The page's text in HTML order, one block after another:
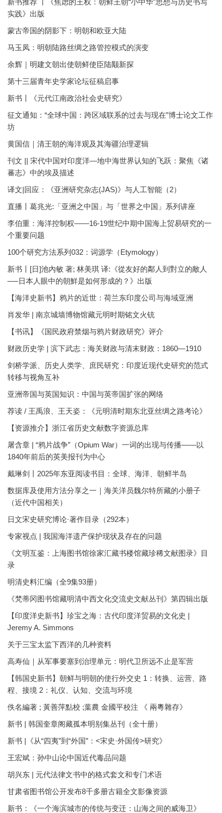
新书推荐 丨《焦虑的王权：朝鲜王朝“小中华”思想与历史书写
实践》出版
蒙古帝国的阴影下：明朝和欧亚大陆
马玉凤：明朝陆路丝绸之路管控模式的演变
余辉｜明建文朝出使朝鲜使臣陆颙新探
第十三届青年史学家论坛征稿启事
新书丨《元代江南政治社会史研究》
征文通知：“全球中国：跨区域联系的过去与现在”博士论文工作
坊
黄国信｜清王朝的海洋观及其海疆治理逻辑
刊文 || 宋代中国对印度洋—地中海世界认知的飞跃：聚焦《诸
蕃志》中的埃及描述
译文|回应：《亚洲研究杂志(JAS)》与人工智能（2）
直播丨葛兆光:「亚洲之中国」与「世界之中国」系列讲座
李伯重：海洋控制权——16-19世纪中期中国海上贸易研究的一
个重要问题
100个研究方法系列032：词源学（Etymology）
新书丨[日]池內敏 著; 林美琪 译:《從友好的鄰人到對立的敵人
──日本人眼中的朝鮮是如何形成的？》出版
【海洋史新书】鸦片的近世：荷兰东印度公司与海域亚洲
肖发华 | 南京城墙博物馆藏元明时期铭文火铳
【书讯】《国民政府禁烟与鸦片财政研究》评介
财政历史学 | 滨下武志：海关财政与清末财政：1860—1910
剑桥学派、历史人类学、庶民研究：印度近现代史研究的范式
转移与视角互补
亚洲帝国与英国知识：中国与英帝国扩张的网络
荐读 / 王禹浪、王天姿：《元明清时期东北亚丝绸之路考论》
【资源推介】浙江省历史文献数字资源总库
屠含章 | “鸦片战争”（Opium War）一词的出现与传播——以
1840年前后的英美报刊为中心
戴琳剑丨2025年东亚阅读书目：全球、海洋、朝鲜半岛
数据库及使用方法分享之一｜海关洋员魏尔特所藏的小册子
（近代中国相关）
日文宋史研究博论·著作目录（292本）
专家视点 | 我国海洋遗产保护现状及存在的问题
《文明互鉴：上海图书馆徐家汇藏书楼馆藏珍稀文献图录》目
录
明清史料汇编（全9集93册）
《梵蒂冈图书馆藏明清中西文化交流史文献丛刊》第四辑出版
【印度洋史新书】珍宝之海：古代印度洋贸易的文化史 |
Jeremy A. Simmons
关于三宝太监下西洋的几种资料
高寿仙｜从军事要塞到治理单元：明代卫所远不止是军营
【韩国史新书】朝鲜与明朝的使行外交史 1：转换、运营、路
程、接境 2：礼仪、认知、交流与环境
佚名編著 ; 黃善萍點校 ;葉農 金國平校注 《 兩粵雜存》
新书 | 韩国奎章阁藏孤本明别集丛刊（全十册）
新书 |《从“四夷”到“外国”：<宋史·外国传>研究》
王宏斌：孙中山论中国近代毒品问题
胡兴东 | 元代法律文书中的格式套文和专门术语
甘肃省图书馆公开发布8千多册古籍全文影像资源
新书：《一个海滨城市的传统与变迁：山海之间的威海卫》